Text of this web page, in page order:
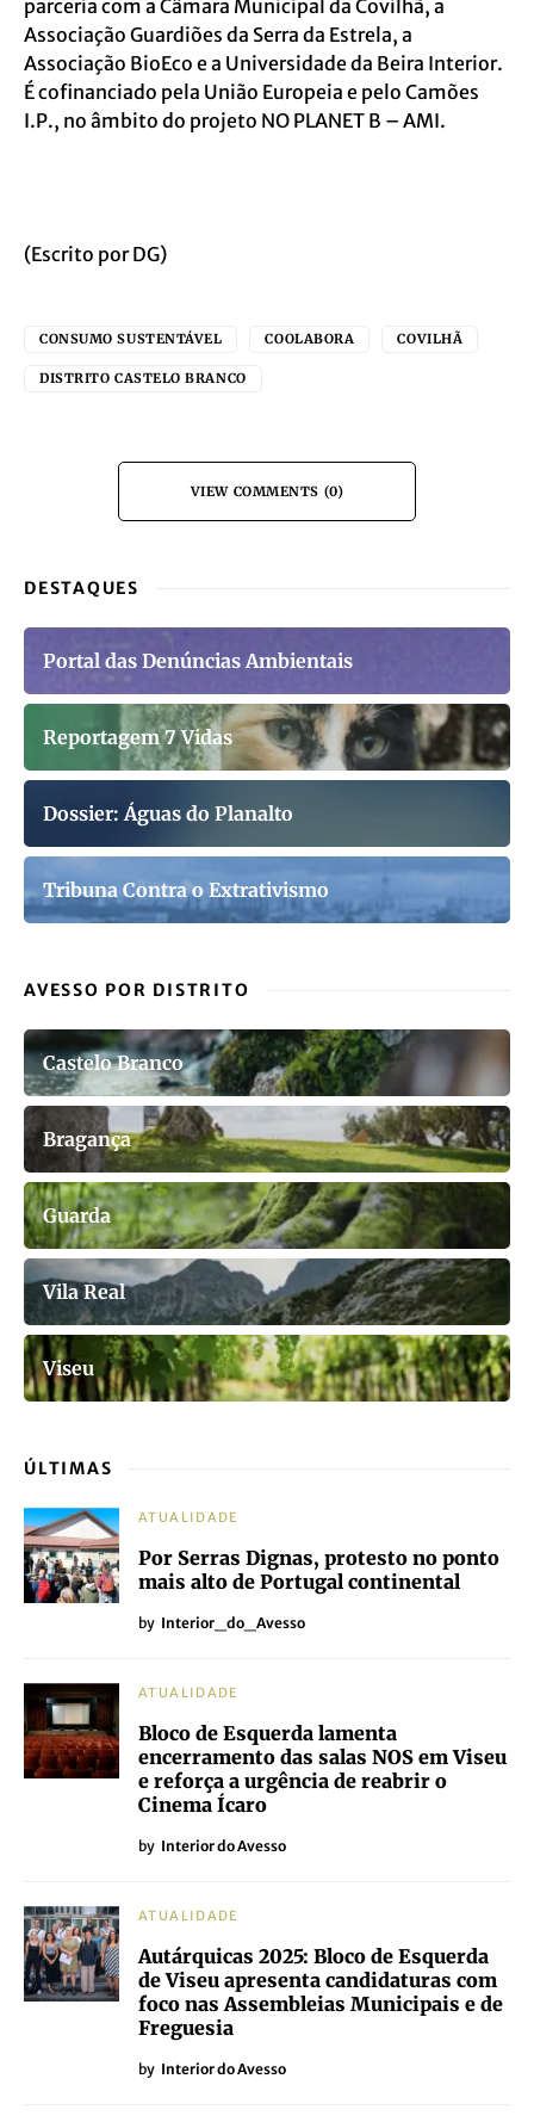
parceria com a Câmara Municipal da Covilhã, a
Associação Guardiões da Serra da Estrela, a
Associação BioEco e a Universidade da Beira Interior.
É cofinanciado pela União Europeia e pelo Camões
I.P., no âmbito do projeto NO PLANET B – AMI.
(Escrito por DG)
CONSUMO SUSTENTÁVEL COOLABORA COVILHÃ
DISTRITO CASTELO BRANCO
VIEW COMMENTS (0)
DESTAQUES
Portal das Denúncias Ambientais
Reportagem 7 Vidas
Dossier: Águas do Planalto
Tribuna Contra o Extrativismo
AVESSO POR DISTRITO
Castelo Branco
Bragança
Guarda
Vila Real
Viseu
ÚLTIMAS
ATUALIDADE
Por Serras Dignas, protesto no ponto
mais alto de Portugal continental
by Interior_do_Avesso
ATUALIDADE
Bloco de Esquerda lamenta
encerramento das salas NOS em Viseu
e reforça a urgência de reabrir o
Cinema Ícaro
by Interior do Avesso
ATUALIDADE
Autárquicas 2025: Bloco de Esquerda
de Viseu apresenta candidaturas com
foco nas Assembleias Municipais e de
Freguesia
by Interior do Avesso